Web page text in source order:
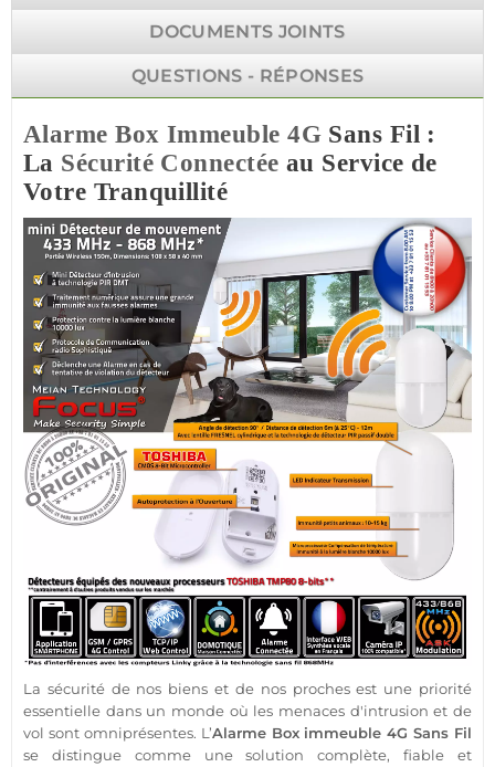
DOCUMENTS JOINTS
QUESTIONS - RÉPONSES
Alarme Box Immeuble 4GSans Fil :
La Sécurité Connectée au Service de
Votre Tranquillité
La sécuritéde nos biens et de nos proches est une priorité
essentielle dans un monde où les menaces d'intrusion et de
vol sont omniprésentes. L’Alarme Box immeuble 4G Sans Fil
se distingue comme une solution complète,fiable et